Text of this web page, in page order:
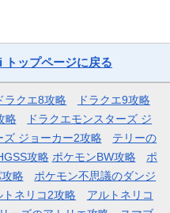
トップページに戻る
ラクエ8攻略
ドラクエ9攻略
略
ドラクエモンスターズ ジ
ズ ジョーカー2攻略
テリーの
攻略 ポケモンBW攻略
ポ
略
ポケモン不思議のダンジ
トネリコ2攻略
アルトネリコ